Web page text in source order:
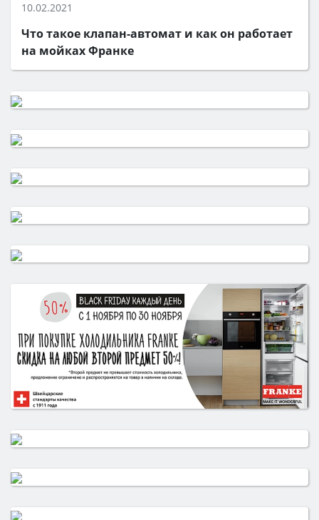
10.02.2021
Что такое клапан-автомат и как он работает
на мойках Франке